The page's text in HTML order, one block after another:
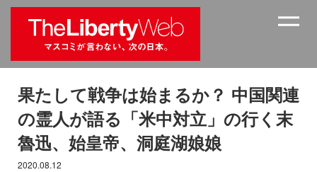
果たして戦争は始まるか？ 中国関連
の霊人が語る「米中対立」の行く末
魯迅、始皇帝、洞庭湖娘娘
2020.08.12